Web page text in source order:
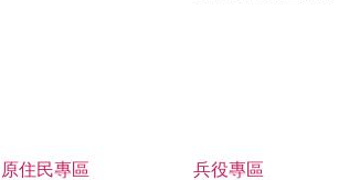
原住民專區 兵役專區